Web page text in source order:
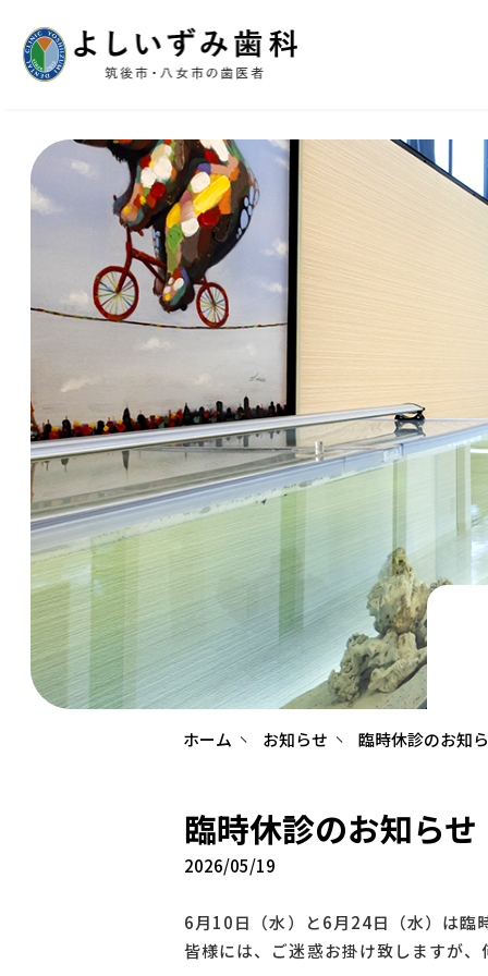
ホーム お知らせ 臨時休診のお知
臨時休診のお知ら
2026/05/19
6月10日（水）と6月24日（水）は臨
皆様には、ご迷惑お掛け致しますが